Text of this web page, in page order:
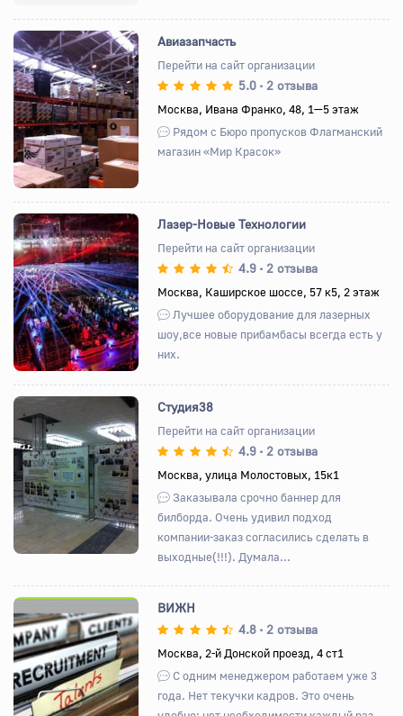
Назад Вперед
Авиазапчасть
Перейти на сайт организации
5.0 • 2 отзыва
Москва, Ивана Франко, 48, 1—5 этаж
Рядом с Бюро пропусков Флагманский
магазин «Мир Красок»
Назад Вперед
Лазер-Новые Технологии
Перейти на сайт организации
4.9 • 2 отзыва
Москва, Каширское шоссе, 57 к5, 2 этаж
Лучшее оборудование для лазерных
шоу,все новые прибамбасы всегда есть у
них.
Назад Вперед
Студия38
Перейти на сайт организации
4.9 • 2 отзыва
Москва, улица Молостовых, 15к1
Заказывала срочно баннер для
билборда. Очень удивил подход
компании-заказ согласились сделать в
выходные(!!!). Думала...
Назад Вперед
ВИЖН
4.8 • 2 отзыва
Москва, 2-й Донской проезд, 4 ст1
С одним менеджером работаем уже 3
года. Нет текучки кадров. Это очень